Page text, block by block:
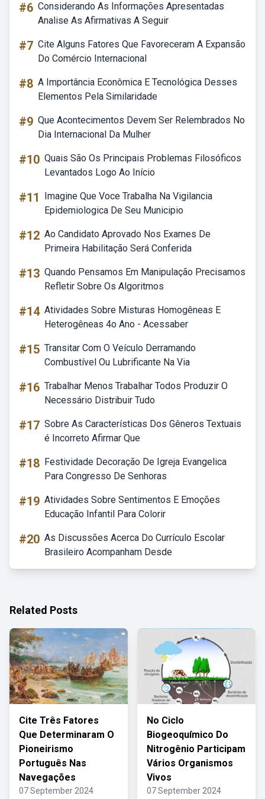
#6 Considerando As Informações Apresentadas
Analise As Afirmativas A Seguir
#7 Cite Alguns Fatores Que Favoreceram A Expansão
Do Comércio Internacional
#8 A Importância Econômica E Tecnológica Desses
Elementos Pela Similaridade
#9 Que Acontecimentos Devem Ser Relembrados No
Dia Internacional Da Mulher
#10 Quais São Os Principais Problemas Filosóficos
Levantados Logo Ao Início
#11
Imagine Que Voce Trabalha Na Vigilancia
Epidemiologica De Seu Municipio
#12 Ao Candidato Aprovado Nos Exames De
Primeira Habilitação Será Conferida
#13 Quando Pensamos Em Manipulação Precisamos
Refletir Sobre Os Algoritmos
#14 Atividades Sobre Misturas Homogêneas E
Heterogêneas 4o Ano - Acessaber
#15 Transitar Com O Veículo Derramando
Combustível Ou Lubrificante Na Via
#16 Trabalhar Menos Trabalhar Todos Produzir O
Necessário Distribuir Tudo
#17 Sobre As Características Dos Gêneros Textuais
é Incorreto Afirmar Que
#18 Festividade Decoração De Igreja Evangelica
Para Congresso De Senhoras
#19 Atividades Sobre Sentimentos E Emoções
Educação Infantil Para Colorir
#20 As Discussões Acerca Do Currículo Escolar
Brasileiro Acompanham Desde
Related Posts
Cite Três Fatores
Que Determinaram O
Pioneirismo
Português Nas
Navegações
07 September 2024
No Ciclo
Biogeoquímico Do
Nitrogênio Participam
Vários Organismos
Vivos
07 September 2024